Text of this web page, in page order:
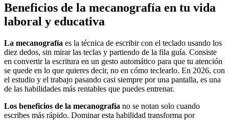
Beneficios de la mecanografía en tu vida
laboral y educativa
La mecanografía es la técnica de escribir con el teclado usando los
diez dedos, sin mirar las teclas y partiendo de la fila guía. Consiste
en convertir la escritura en un gesto automático para que tu atención
se quede en lo que quieres decir, no en cómo teclearlo. En 2026, con
el estudio y el trabajo pasando casi siempre por una pantalla, es una
de las habilidades más rentables que puedes entrenar.
Los beneficios de la mecanografía no se notan solo cuando
escribes más rápido. Dominar esta habilidad transforma por